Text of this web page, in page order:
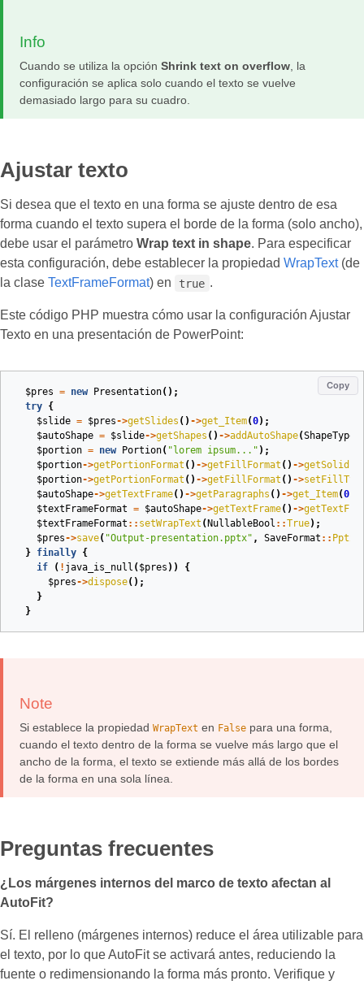
Info
Cuando se utiliza la opción Shrink text on overflow, la
configuración se aplica solo cuando el texto se vuelve
demasiado largo para su cuadro.
Ajustar texto
Si desea que el texto en una forma se ajuste dentro de esa
forma cuando el texto supera el borde de la forma (solo ancho),
debe usar el parámetro Wrap text in shape. Para especificar
esta configuración, debe establecer la propiedad WrapText(de
la clase TextFrameFormat) en true .
Este código PHP muestra cómo usar la configuración Ajustar
Texto en una presentación de PowerPoint:
Copy
$pres = new Presentation();
try {
$slide = $pres->getSlides () ->get_Item(0);
$autoShape = $slide->getShapes () ->addAutoShape(ShapeType
$portion = new Portion( "lorem ipsum..." );
$portion->getPortionFormat () ->getFillFormat () ->
$portion->getPortionFormat () ->getFillFormat () ->
$autoShape->getTextFrame() ->getParagraphs () ->get_Item(0
$textFrameFormat = $autoShape->getTextFrame() ->
$textFrameFormat :: setWrapText ( NullableBool ::True);
$pres->save( "Output-presentation.pptx" , SaveFormat :: Pptx
} finally {
if
( ! java_is_null ( $pres ))
{
$pres->dispose();
}
}
Note
Si establece la propiedad WrapText en False para una forma,
cuando el texto dentro de la forma se vuelve más largo que el
ancho de la forma, el texto se extiende más allá de los bordes
de la forma en una sola línea.
Preguntas frecuentes
¿Los márgenes internos del marco de texto afectan al
AutoFit?
Sí. El relleno (márgenes internos) reduce el área utilizable para
el texto, por lo que AutoFit se activará antes, reduciendo la
fuente o redimensionando la forma más pronto. Verifique y